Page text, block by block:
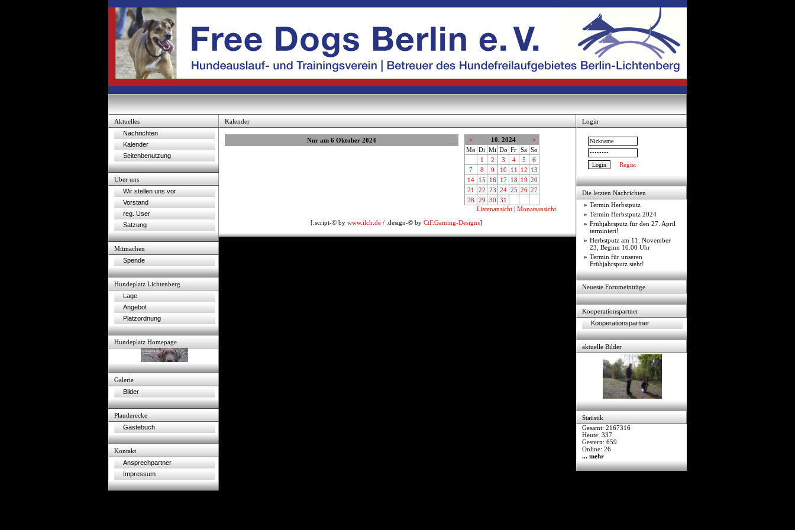
Aktuelles
Nachrichten
Kalender
Seitenbenutzung
Über uns
Wir stellen uns vor
Vorstand
reg. User
Satzung
Mitmachen
Spende
Hundeplatz Lichtenberg
Lage
Angebot
Platzordnung
Hundeplatz Homepage
Galerie
Bilder
Plauderecke
Gästebuch
Kontakt
Ansprechpartner
Impressum
Kalender
Nur am 6 Oktober 2024 < 10. 2024
>
Mo Di Mi Do Fr Sa So
1
2 3 4 5
6
7
8 9 10 11 12 13
14
15 16 17 18 19 20
21
22 23 24 25 26 27
28
29 30 31
Listenansicht| Monatsansicht
[.script-© by www.ilch.de / .design-© by CtF.Gaming-Designs]
Login
Regist
Die letzten Nachrichten
» Termin Herbstputz
» Termin Herbstputz 2024
» Frühjahrsputz für den 27. April
terminiert!
» Herbstputz am 11. November
23, Beginn 10.00 Uhr
» Termin für unseren
Frühjahrsputz steht!
Neueste Forumeinträge
Kooperationspartner
Kooperationspartner
aktuelle Bilder
Statistik
Gesamt: 2167316
Heute: 337
Gestern: 659
Online: 26
... mehr